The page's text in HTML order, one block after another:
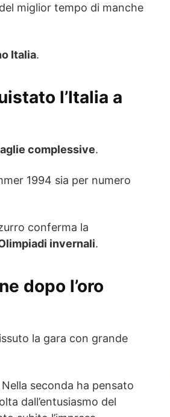
miglior tempo di manche
Italia.
l’Italia a
complessive.
1994 sia per numero
conferma la
invernali.
dopo l’oro
la gara con grande
seconda ha pensato
dall’entusiasmo del